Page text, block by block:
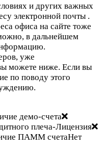
и других важных
электронной почты .
офиса на сайте тоже
в дальнейшем
уже
можете ниже. Если вы
по поводу этого
демо-счета
плеча-Лицензия
ПАММ счетаНет